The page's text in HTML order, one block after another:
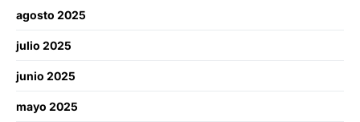
agosto 2025
julio 2025
junio 2025
mayo 2025